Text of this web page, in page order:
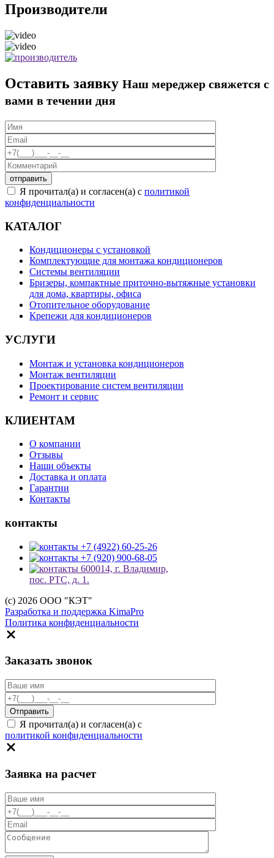
Производители
Оставить заявку Наш мереджер свяжется с
вами в течении дня
Я прочитал(а) и согласен(а) с политикой
конфиденциальности
КАТАЛОГ
Кондиционеры с установкой
Комплектующие для монтажа кондиционеров
Системы вентиляции
Бризеры, компактные приточно-вытяжные установки
для дома, квартиры, офиса
Отопительное оборудование
Крепежи для кондиционеров
УСЛУГИ
Монтаж и установка кондиционеров
Монтаж вентиляции
Проектирование систем вентиляции
Ремонт и сервис
КЛИЕНТАМ
О компании
Отзывы
Наши объекты
Доставка и оплата
Гарантии
Контакты
контакты
+7 (4922) 60-25-26
+7 (920) 900-68-05
600014, г. Владимир,
пос. РТС, д. 1.
(c) 2026 ООО "КЭТ"
Разработка и поддержка KimaPro
Политика конфиденциальности
Заказать звонок
Я прочитал(а) и согласен(а) с
политикой конфиденциальности
Заявка на расчет